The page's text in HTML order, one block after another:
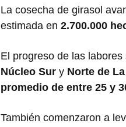
La cosecha de girasol
estimada en 2.700.000
El progreso de las
Núcleo Sur y Norte de
promedio de entre 25 y
También comenzaron a